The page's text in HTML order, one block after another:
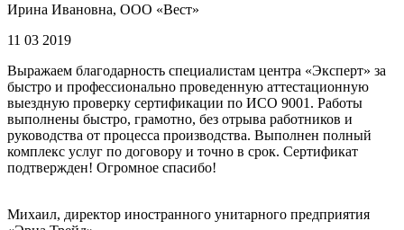
Ирина Ивановна, ООО «Вест»
11 03 2019
Выражаем благодарность специалистам центра «Эксперт» за
быстро и профессионально проведенную аттестационную
выездную проверку сертификации по ИСО 9001. Работы
выполнены быстро, грамотно, без отрыва работников и
руководства от процесса производства. Выполнен полный
комплекс услуг по договору и точно в срок. Сертификат
подтвержден! Огромное спасибо!
Михаил, директор иностранного унитарного предприятия